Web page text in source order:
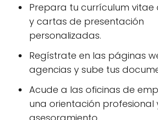
Prepara tu currículum
y cartas de presentación
personalizadas.
Regístrate en las páginas
agencias y sube tus
Acude a las oficinas de
una orientación profesional